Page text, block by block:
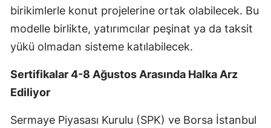
Elazığ
Gaziantep
birikimlerle konut projelerine ortak olabilecek. Bu
modelle birlikte, yatırımcılar peşinat ya da taksit
yükü olmadan sisteme katılabilecek.
Sertifikalar 4-8 Ağustos Arasında Halka Arz
Ediliyor
Sermaye Piyasası Kurulu (SPK) ve Borsa İstanbul